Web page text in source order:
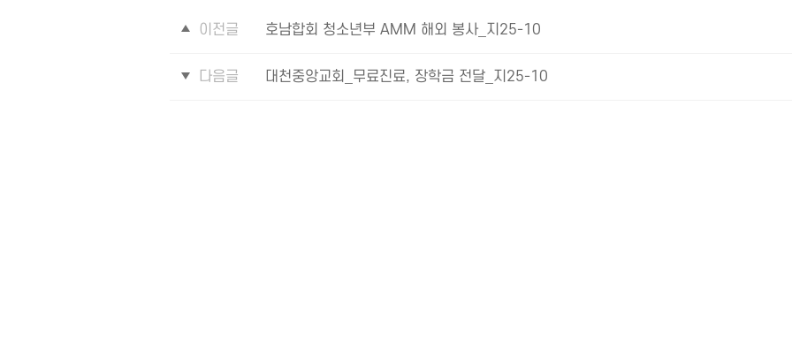
이전글 호남합회 청소년부 AMM 해외 봉사_지25-10
다음글 대천중앙교회_무료진료, 장학금 전달_지25-10